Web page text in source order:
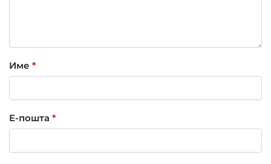
Име *
Е-пошта *